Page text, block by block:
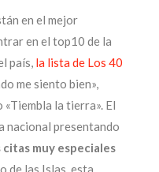
en el mejor
en el top10 de la
país, la lista de Los 40
me siento bien»,
la tierra». El
nacional presentando
citas muy especiales
de las Islas, esta